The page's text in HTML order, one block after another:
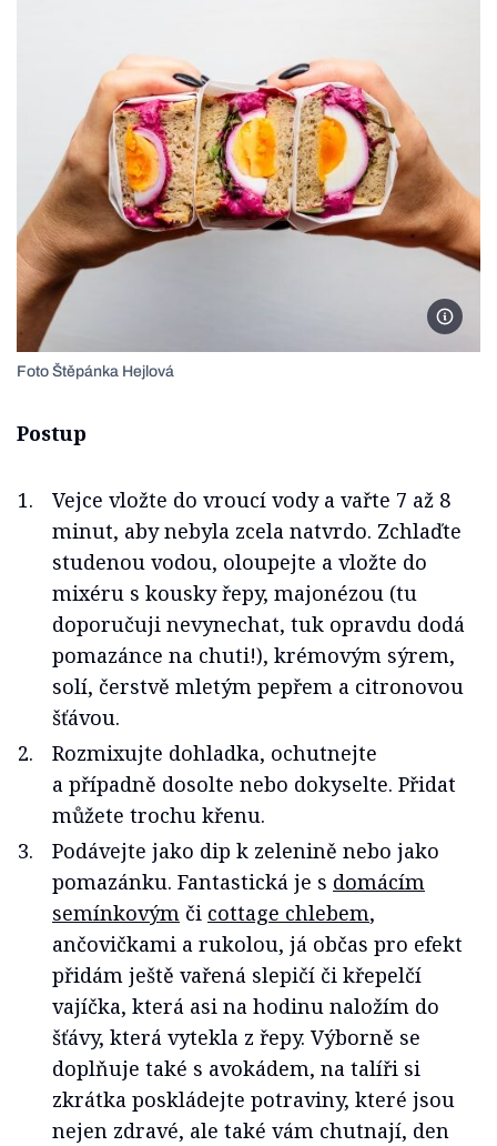
Foto
Foto Štěpánka Hejlová
Postup
Vejce vložte do vroucí vody a vařte 7 až 8
minut, aby nebyla zcela natvrdo. Zchlaďte
studenou vodou, oloupejte a vložte do
mixéru s kousky řepy, majonézou (tu
doporučuji nevynechat, tuk opravdu dodá
pomazánce na chuti!), krémovým sýrem,
solí, čerstvě mletým pepřem a citronovou
šťávou.
Rozmixujte dohladka, ochutnejte
a případně dosolte nebo dokyselte. Přidat
můžete trochu křenu.
Podávejte jako dip k zelenině nebo jako
pomazánku. Fantastická je s domácím
semínkovým či cottage chlebem,
ančovičkami a rukolou, já občas pro efekt
přidám ještě vařená slepičí či křepelčí
vajíčka, která asi na hodinu naložím do
šťávy, která vytekla z řepy. Výborně se
doplňuje také s avokádem, na talíři si
zkrátka poskládejte potraviny, které jsou
nejen zdravé, ale také vám chutnají, den